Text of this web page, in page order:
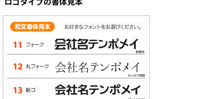
ロゴタイプの書体見本